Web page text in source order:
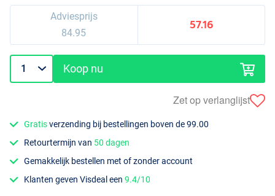
Adviesprijs
84.95
57.16
Koop nu
Zet op verlanglijst
Gratisverzending bij bestellingen boven de 99.00
Retourtermijn van 50 dagen
Gemakkelijk bestellen met of zonder account
Klanten geven Visdeal een9.4/10